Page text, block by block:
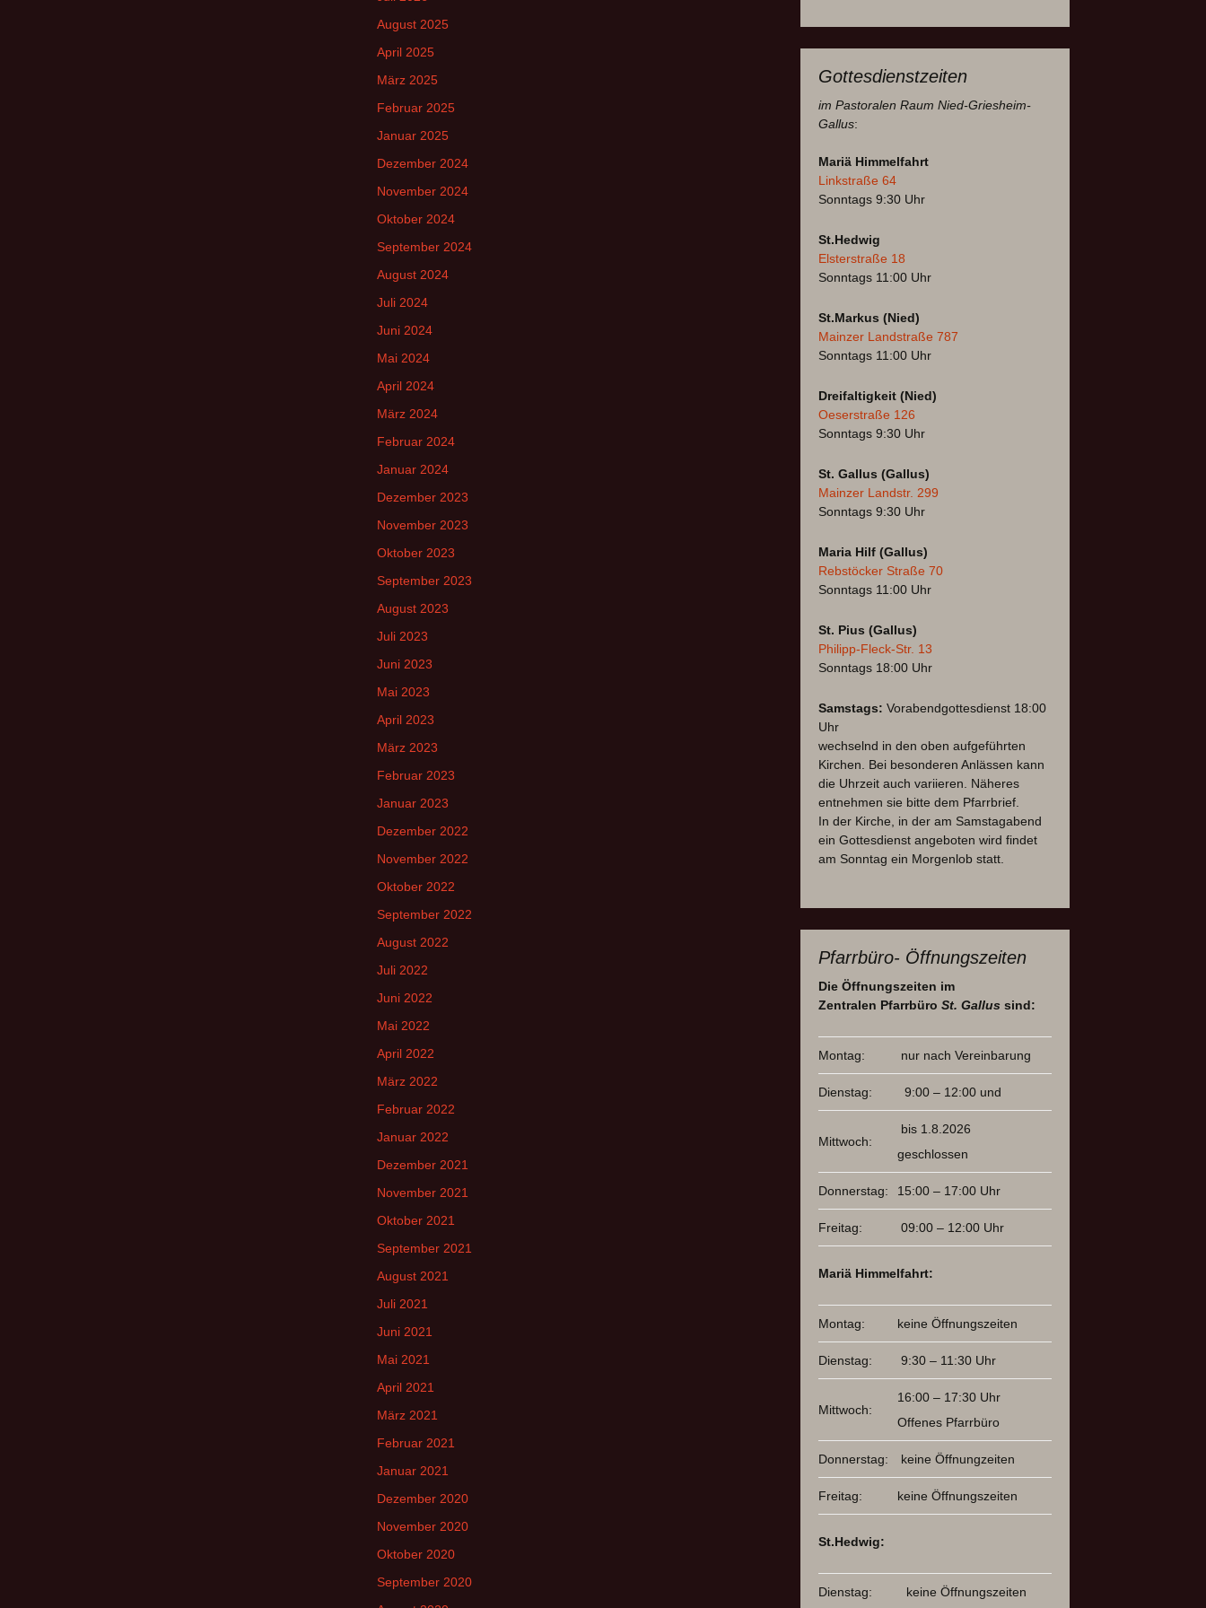
Gottesdienstzeiten
im Pastoralen Raum Nied-Griesheim-
Gallus:
Mariä Himmelfahrt
Linkstraße 64
Sonntags 9:30 Uhr
St.Hedwig
Elsterstraße 18
Sonntags 11:00 Uhr
St.Markus (Nied)
Mainzer Landstraße 787
Sonntags 11:00 Uhr
Dreifaltigkeit (Nied)
Oeserstraße 126
Sonntags 9:30 Uhr
St. Gallus (Gallus)
Mainzer Landstr. 299
Sonntags 9:30 Uhr
Maria Hilf (Gallus)
Rebstöcker Straße 70
Sonntags 11:00 Uhr
St. Pius (Gallus)
Philipp-Fleck-Str. 13
Sonntags 18:00 Uhr
Samstags: Vorabendgottesdienst 18:00
Uhr
wechselnd in den oben aufgeführten
Kirchen. Bei besonderen Anlässen kann
die Uhrzeit auch variieren. Näheres
entnehmen sie bitte dem Pfarrbrief.
In der Kirche, in der am Samstagabend
ein Gottesdienst angeboten wird findet
am Sonntag ein Morgenlob statt.
Pfarrbüro- Öffnungszeiten
Die Öffnungszeiten im
Zentralen Pfarrbüro St. Gallus sind:
Montag: nur nach Vereinbarung
Dienstag: 9:00 – 12:00 und
Mittwoch:
bis 1.8.2026
geschlossen
Donnerstag: 15:00 – 17:00 Uhr
Freitag: 09:00 – 12:00 Uhr
Mariä Himmelfahrt:
Montag: keine Öffnungszeiten
Dienstag: 9:30 – 11:30 Uhr
Mittwoch:
16:00 – 17:30 Uhr
Offenes Pfarrbüro
Donnerstag: keine Öffnungzeiten
Freitag: keine Öffnungszeiten
St.Hedwig:
Dienstag: keine Öffnungszeiten
August 2025
April 2025
März 2025
Februar 2025
Januar 2025
Dezember 2024
November 2024
Oktober 2024
September 2024
August 2024
Juli 2024
Juni 2024
Mai 2024
April 2024
März 2024
Februar 2024
Januar 2024
Dezember 2023
November 2023
Oktober 2023
September 2023
August 2023
Juli 2023
Juni 2023
Mai 2023
April 2023
März 2023
Februar 2023
Januar 2023
Dezember 2022
November 2022
Oktober 2022
September 2022
August 2022
Juli 2022
Juni 2022
Mai 2022
April 2022
März 2022
Februar 2022
Januar 2022
Dezember 2021
November 2021
Oktober 2021
September 2021
August 2021
Juli 2021
Juni 2021
Mai 2021
April 2021
März 2021
Februar 2021
Januar 2021
Dezember 2020
November 2020
Oktober 2020
September 2020